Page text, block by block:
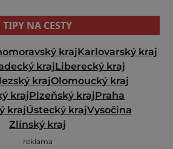
TIPY NA CESTY
krajKarlovarský kraj
krajLiberecký kraj
krajOlomoucký kraj
krajPlzeňský krajPraha
krajÚstecký krajVysočina
Zlínský kraj
reklama